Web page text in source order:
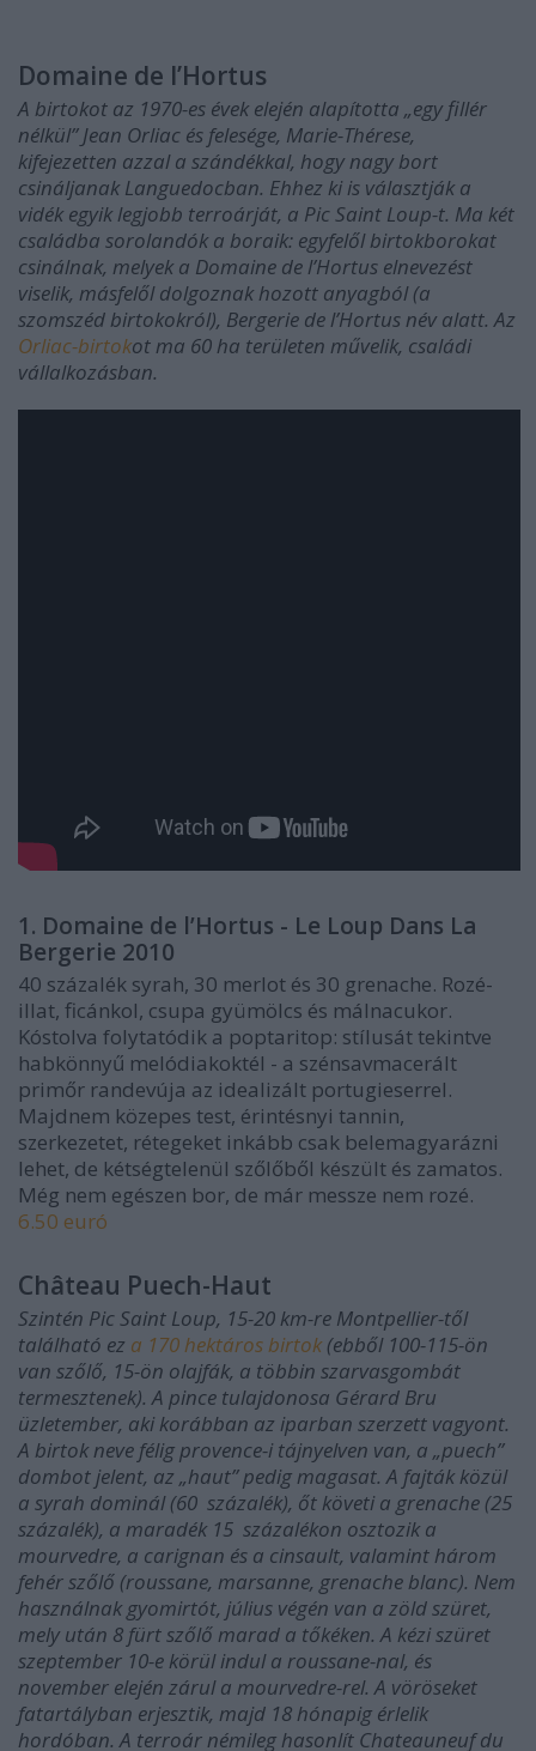
Domaine de l’Hortus
A birtokot az 1970-es évek elején alapította „egy fillér
nélkül” Jean Orliac és felesége, Marie-Thérese,
kifejezetten azzal a szándékkal, hogy nagy bort
csináljanak Languedocban. Ehhez ki is választják a
vidék egyik legjobb terroárját, a Pic Saint Loup-t. Ma két
családba sorolandók a boraik: egyfelől birtokborokat
csinálnak, melyek a Domaine de l’Hortus elnevezést
viselik, másfelől dolgoznak hozott anyagból (a
szomszéd birtokokról), Bergerie de l’Hortus név alatt. Az
Orliac-birtokot ma 60 ha területen művelik, családi
vállalkozásban.
1. Domaine de l’Hortus - Le Loup Dans La
Bergerie 2010
40 százalék syrah, 30 merlot és 30 grenache. Rozé-
illat, ficánkol, csupa gyümölcs és málnacukor.
Kóstolva folytatódik a poptaritop: stílusát tekintve
habkönnyű melódiakoktél - a szénsavmacerált
primőr randevúja az idealizált portugieserrel.
Majdnem közepes test, érintésnyi tannin,
szerkezetet, rétegeket inkább csak belemagyarázni
lehet, de kétségtelenül szőlőből készült és zamatos.
Még nem egészen bor, de már messze nem rozé.
6.50 euró
Château Puech-Haut
Szintén Pic Saint Loup, 15-20 km-re Montpellier-től
található ez a 170 hektáros birtok (ebből 100-115-ön
van szőlő, 15-ön olajfák, a többin szarvasgombát
termesztenek). A pince tulajdonosa Gérard Bru
üzletember, aki korábban az iparban szerzett vagyont.
A birtok neve félig provence-i tájnyelven van, a „puech”
dombot jelent, az „haut” pedig magasat. A fajták közül
a syrah dominál (60 százalék), őt követi a grenache (25
százalék), a maradék 15 százalékon osztozik a
mourvedre, a carignan és a cinsault, valamint három
fehér szőlő (roussane, marsanne, grenache blanc). Nem
használnak gyomirtót, július végén van a zöld szüret,
mely után 8 fürt szőlő marad a tőkéken. A kézi szüret
szeptember 10-e körül indul a roussane-nal, és
november elején zárul a mourvedre-rel. A vöröseket
fatartályban erjesztik, majd 18 hónapig érlelik
hordóban. A terroár némileg hasonlít Chateauneuf du